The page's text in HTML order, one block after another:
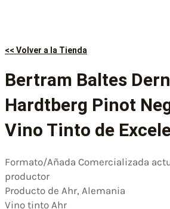
<< Volver a la Tienda
Bertram Baltes
Hardtberg Pinot
Vino Tinto de
Formato/Añada Comercializada
productor
Producto de Ahr, Alemania
Vino tinto Ahr